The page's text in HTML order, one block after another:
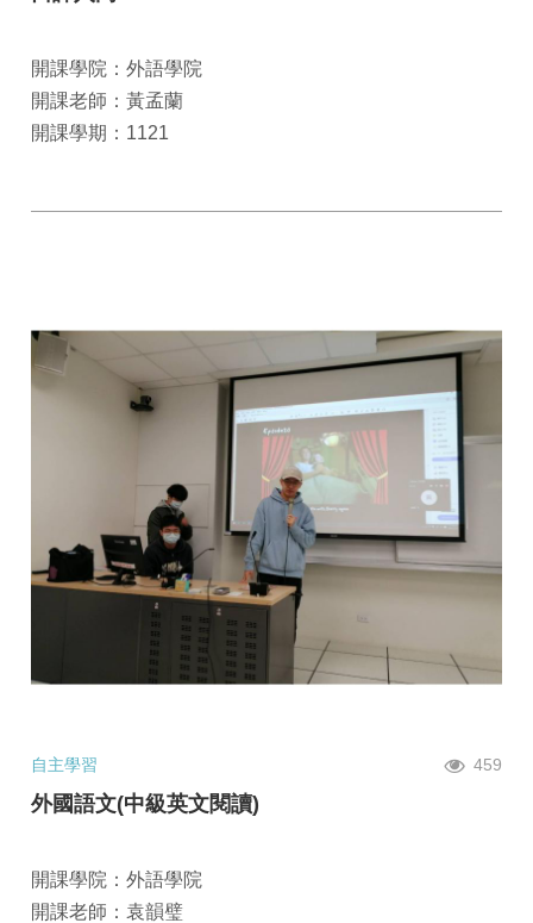
開課學院：外語學院
開課老師：黃孟蘭
開課學期：1121
自主學習 459
外國語文(中級英文閱讀)
開課學院：外語學院
開課老師：袁韻璧